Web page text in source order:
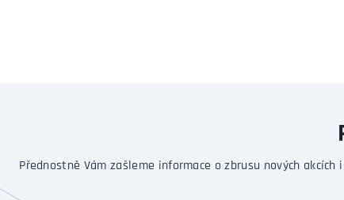
Přednostně Vám zašleme informace o zbrusu nových